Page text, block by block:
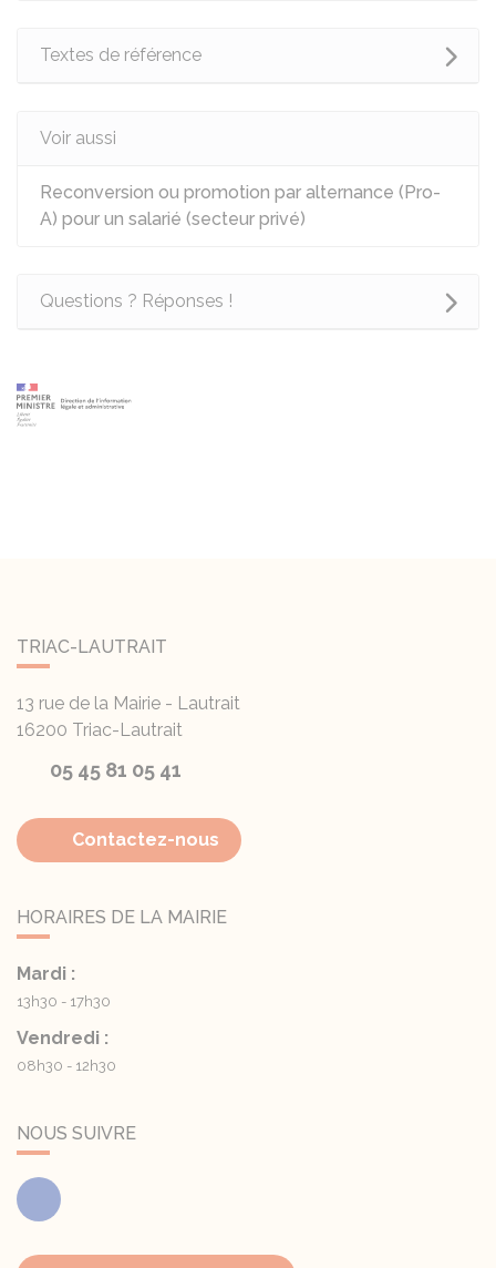
Textes de référence
Voir aussi
Reconversion ou promotion par alternance (Pro-
A) pour un salarié (secteur privé)
Questions ? Réponses !
TRIAC-LAUTRAIT
13 rue de la Mairie - Lautrait
16200 Triac-Lautrait
05 45 81 05 41
Contactez-nous
HORAIRES DE LA MAIRIE
Mardi :
13h30 - 17h30
Vendredi :
08h30 - 12h30
NOUS SUIVRE
Facebook